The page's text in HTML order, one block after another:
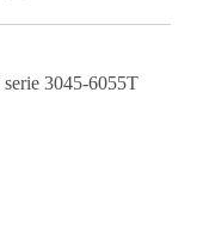
3045-6055T